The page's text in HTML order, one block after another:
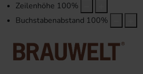
Zeilenhöhe 100%
Buchstabenabstand 100%